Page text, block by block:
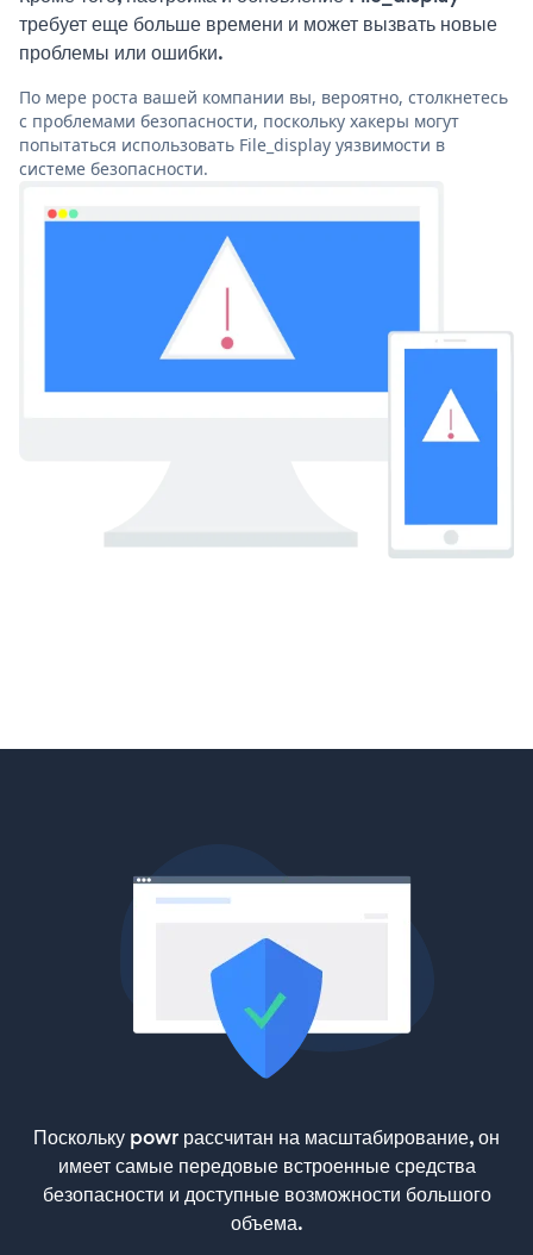
требует еще больше времени и может вызвать новые
проблемы или ошибки.
По мере роста вашей компании вы, вероятно, столкнетесь
с проблемами безопасности, поскольку хакеры могут
попытаться использовать File_display уязвимости в
системе безопасности.
Поскольку powr рассчитан на масштабирование, он
имеет самые передовые встроенные средства
безопасности и доступные возможности большого
объема.